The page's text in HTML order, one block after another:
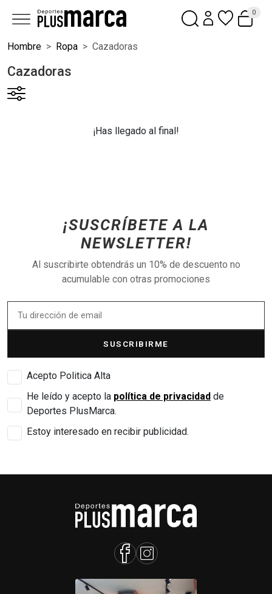
0
Hombre Ropa Cazadoras
Cazadoras
¡Has llegado al final!
¡SUSCRÍBETE A LA
NEWSLETTER!
Al suscribirte obtendrás un 10% de descuento no
acumulable con otras promociones
SUSCRIBIRME
Acepto Politica Alta
He leído y acepto la política de privacidad de
Deportes PlusMarca.
Estoy interesado en recibir publicidad.